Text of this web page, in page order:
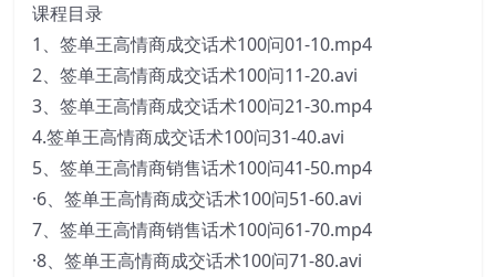
课程目录
1、签单王高情商成交话术100问01-10.mp4
2、签单王高情商成交话术100问11-20.avi
3、签单王高情商成交话术100问21-30.mp4
4.签单王高情商成交话术100问31-40.avi
5、签单王高情商销售话术100问41-50.mp4
·6、签单王高情商成交话术100问51-60.avi
7、签单王高情商销售话术100问61-70.mp4
·8、签单王高情商成交话术100问71-80.avi